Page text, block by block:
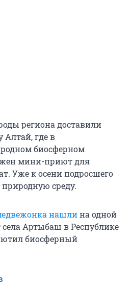
региона доставили
где в
биосферном
мини-приют для
Уже к осени подросшего
среду.
нашлина одной
села Артыбаш в Республике
биосферный